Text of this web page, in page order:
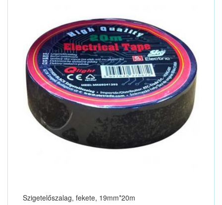
Szigetelőszalag, fekete, 19mm*20m